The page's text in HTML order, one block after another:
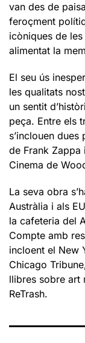
van des de
feroçment
icòniques de
alimentat la
El seu ús
les qualitats
un sentit
peça. Entre els
s’inclouen
de Frank Zappa
Cinema de
La seva obra
Austràlia i als
la cafeteria del
Compte amb
incloent el New
Chicago
llibres sobre art
ReTrash.